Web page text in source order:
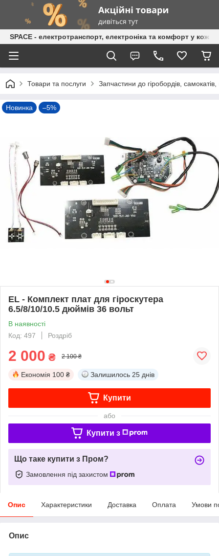
SPACE - електротранспорт, електроніка та комфорт у
Товари та послуги Запчастини до гіробордів, самокатів,
Новинка –5%
EL - Комплект плат для гіроскутера
6.5/8/10/10.5 дюймів 36 вольт
В наявності
Код: 497
Роздріб
2 000 ₴ 2 100 ₴
Економія 100 ₴ Залишилось 25 днів
Купити
або
Купити з
Що таке купити з Пром?
Замовлення під захистом
Опис Характеристики Доставка Оплата Умови
Опис